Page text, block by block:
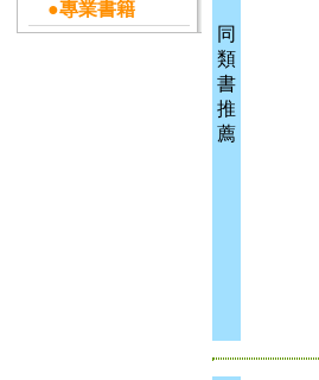
●專業書籍
同
類
書
推
薦